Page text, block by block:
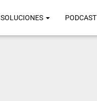
SOLUCIONES PODCAST